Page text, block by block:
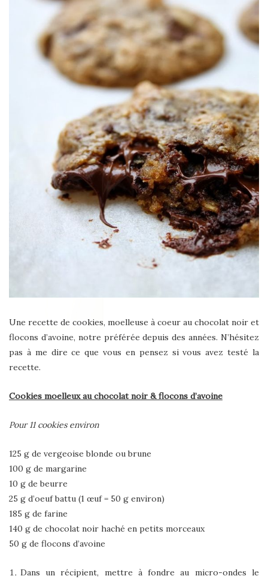
Une recette de cookies, moelleuse à coeur au chocolat noir et
flocons d’avoine, notre préférée depuis des années. N’hésitez
pas à me dire ce que vous en pensez si vous avez testé la
recette.
Cookies moelleux au chocolat noir & flocons d’avoine
Pour 11 cookies environ
125 g de vergeoise blonde ou brune
100 g de margarine
10 g de beurre
25 g d’oeuf battu (1 œuf = 50 g environ)
185 g de farine
140 g de chocolat noir haché en petits morceaux
50 g de flocons d’avoine
Dans un récipient, mettre à fondre au micro-ondes le